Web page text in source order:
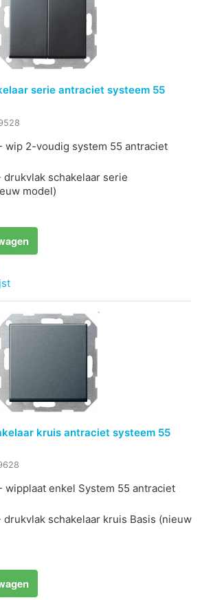
serie antraciet systeem 55
wip 2-voudig system 55 antraciet
drukvlak schakelaar serie
model)
kruis antraciet systeem 55
wipplaat enkel System 55 antraciet
drukvlak schakelaar kruis Basis (nieuw